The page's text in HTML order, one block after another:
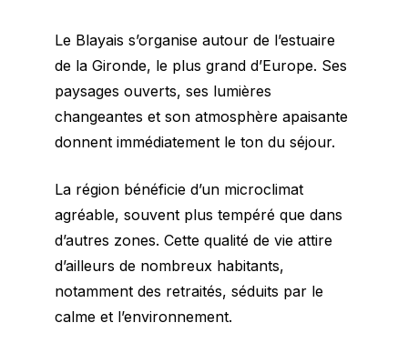
Le Blayais s’organise autour de l’estuaire
de la Gironde, le plus grand d’Europe. Ses
paysages ouverts, ses lumières
changeantes et son atmosphère apaisante
donnent immédiatement le ton du séjour.
La région bénéficie d’un microclimat
agréable, souvent plus tempéré que dans
d’autres zones. Cette qualité de vie attire
d’ailleurs de nombreux habitants,
notamment des retraités, séduits par le
calme et l’environnement.